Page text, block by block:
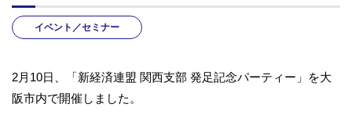
イベント／セミナー
2月10日、「新経済連盟 関西支部 発足記念パーティー」を大
阪市内で開催しました。